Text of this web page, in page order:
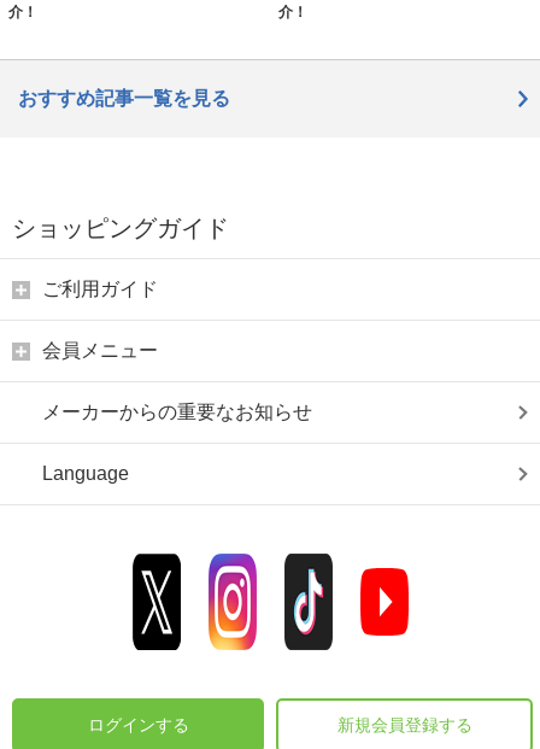
介！
介！
おすすめ記事一覧を見る
ショッピングガイド
ご利用ガイド
会員メニュー
メーカーからの重要なお知らせ
Language
ログインする 新規会員登録する